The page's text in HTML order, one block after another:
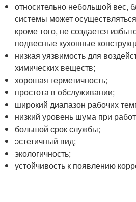
относительно небольшой вес,
системы может
кроме того, не создается
подвесные кухонные
низкая уязвимость для
химических веществ;
хорошая герметичность;
простота в обслуживании;
широкий диапазон рабочих
низкий уровень шума при
большой срок службы;
эстетичный вид;
экологичность;
устойчивость к появлению